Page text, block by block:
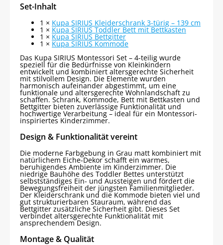
Set-Inhalt
1 × Kupa SIRIUS Kleiderschrank 3-türig – 139 cm
1 × Kupa SIRIUS Toddler Bett mit Bettkasten
1 × Kupa SIRIUS Bettgitter
1 × Kupa SIRIUS Kommode
Das Kupa SIRIUS Montessori Set – 4-teilig wurde
speziell für die Bedürfnisse von Kleinkindern
entwickelt und kombiniert altersgerechte Sicherheit
mit stilvollem Design. Die Elemente wurden
harmonisch aufeinander abgestimmt, um eine
funktionale und altersgerechte Wohnlandschaft zu
schaffen. Schrank, Kommode, Bett mit Bettkasten und
Bettgitter bieten zuverlässige Funktionalität und
hochwertige Verarbeitung – ideal für ein Montessori-
inspiriertes Kinderzimmer.
Design & Funktionalität vereint
Die moderne Farbgebung in Grau matt kombiniert mit
natürlichem Eiche-Dekor schafft ein warmes,
beruhigendes Ambiente im Kinderzimmer. Die
niedrige Bauhöhe des Toddler Bettes unterstützt
selbstständiges Ein- und Aussteigen und fördert die
Bewegungsfreiheit der jüngsten Familienmitglieder.
Der Kleiderschrank und die Kommode bieten viel und
gut strukturierbaren Stauraum, während das
Bettgitter zusätzliche Sicherheit gibt. Dieses Set
verbindet altersgerechte Funktionalität mit
ansprechendem Design.
Montage & Qualität